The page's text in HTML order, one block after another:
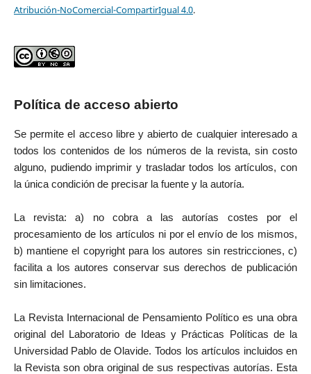
Atribución-NoComercial-CompartirIgual 4.0.
Política de acceso abierto
Se permite el acceso libre y abierto de cualquier interesado a
todos los contenidos de los números de la revista, sin costo
alguno, pudiendo imprimir y trasladar todos los artículos, con
la única condición de precisar la fuente y la autoría.
La revista: a) no cobra a las autorías costes por el
procesamiento de los artículos ni por el envío de los mismos,
b) mantiene el copyright para los autores sin restricciones, c)
facilita a los autores conservar sus derechos de publicación
sin limitaciones.
La Revista Internacional de Pensamiento Político es una obra
original del Laboratorio de Ideas y Prácticas Políticas de la
Universidad Pablo de Olavide. Todos los artículos incluidos en
la Revista son obra original de sus respectivas autorías. Esta